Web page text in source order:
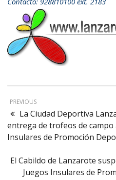
PREVIOUS
La Ciudad Deportiva
entrega de trofeos de campo
Insulares de Promoción
El Cabildo de Lanzarote
Juegos Insulares de